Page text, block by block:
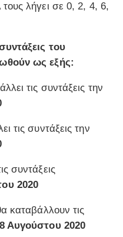
λήγει σε 0, 2, 4, 6,
του
ως εξής:
τις συντάξεις την
τις συντάξεις την
συντάξεις
2020
καταβάλλουν τις
Αυγούστου 2020